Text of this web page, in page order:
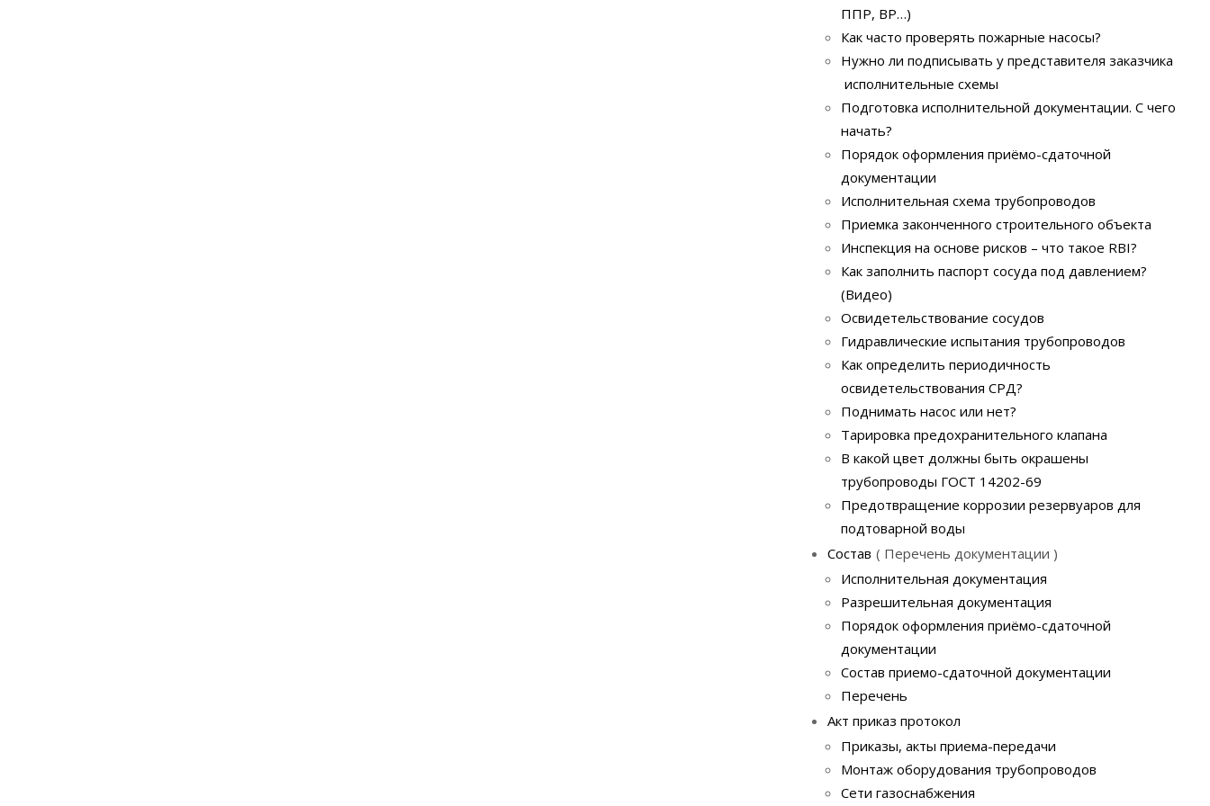
ППР, ВР…)
Как часто проверять пожарные насосы?
Нужно ли подписывать у представителя заказчика
исполнительные схемы
Подготовка исполнительной документации. С чего
начать?
Порядок оформления приёмо-сдаточной
документации
Исполнительная схема трубопроводов
Приемка законченного строительного объекта
Инспекция на основе рисков – что такое RBI?
Как заполнить паспорт сосуда под давлением?
(Видео)
Освидетельствование сосудов
Гидравлические испытания трубопроводов
Как определить периодичность
освидетельствования СРД?
Поднимать насос или нет?
Тарировка предохранительного клапана
В какой цвет должны быть окрашены
трубопроводы ГОСТ 14202-69
Предотвращение коррозии резервуаров для
подтоварной воды
Состав
Перечень документации
Исполнительная документация
Разрешительная документация
Порядок оформления приёмо-сдаточной
документации
Состав приемо-сдаточной документации
Перечень
Акт приказ протокол
Приказы, акты приема-передачи
Монтаж оборудования трубопроводов
Сети газоснабжения